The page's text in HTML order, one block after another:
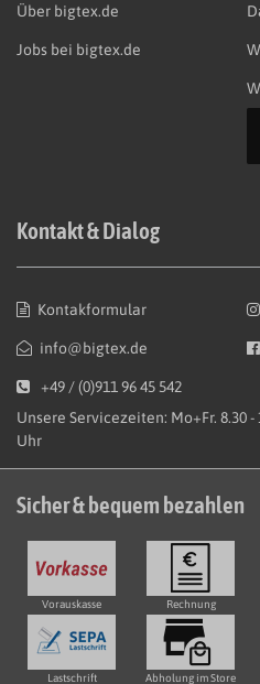
Über bigtex.de
Jobs bei bigtex.de
Kontakt & Dialog
Kontakformular
info@bigtex.de
+49 / (0)911 96 45 542
Unsere Servicezeiten: Mo+Fr. 8.30 -
Uhr
Sicher & bequem bezahlen
Vorauskasse Rechnung
Lastschrift Abholung im Store